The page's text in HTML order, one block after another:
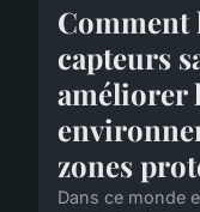
Comment
capteurs
améliorer
zones
Dans ce monde